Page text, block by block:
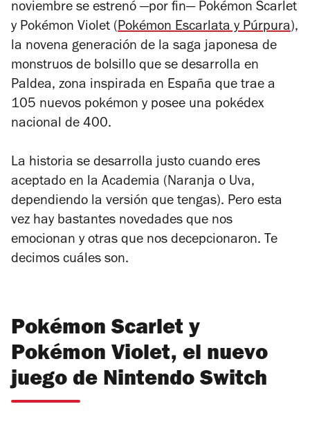
noviembre se estrenó —por fin— Pokémon Scarlet
y Pokémon Violet (Pokémon Escarlata y Púrpura),
la novena generación de la saga japonesa de
monstruos de bolsillo que se desarrolla en
Paldea, zona inspirada en España que trae a
105 nuevos pokémon y posee una pokédex
nacional de 400.
La historia se desarrolla justo cuando eres
aceptado en la Academia (Naranja o Uva,
dependiendo la versión que tengas). Pero esta
vez hay bastantes novedades que nos
emocionan y otras que nos decepcionaron. Te
decimos cuáles son.
Pokémon Scarlet y
Pokémon Violet, el nuevo
juego de Nintendo Switch